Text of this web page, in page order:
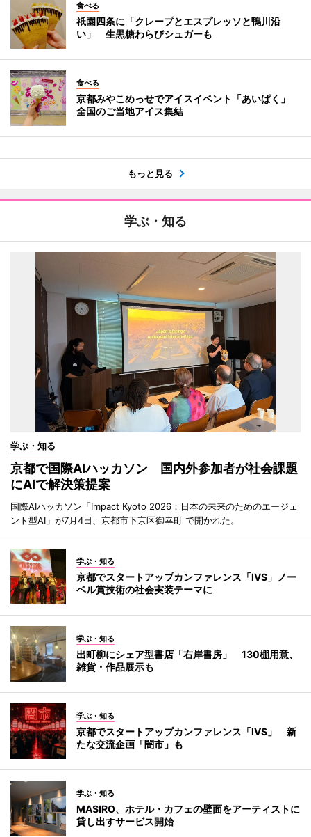
食べる
祇園四条に「クレープとエスプレッソと鴨川沿
い」 生黒糖わらびシュガーも
食べる
京都みやこめっせでアイスイベント「あいぱく」
全国のご当地アイス集結
もっと見る
学ぶ・知る
学ぶ・知る
京都で国際AIハッカソン 国内外参加者が社会課題
にAIで解決策提案
国際AIハッカソン「Impact Kyoto 2026：日本の未来のためのエージェ
ント型AI」が7月4日、京都市下京区御幸町 で開かれた。
学ぶ・知る
京都でスタートアップカンファレンス「IVS」ノー
ベル賞技術の社会実装テーマに
学ぶ・知る
出町柳にシェア型書店「右岸書房」 130棚用意、
雑貨・作品展示も
学ぶ・知る
京都でスタートアップカンファレンス「IVS」 新
たな交流企画「闇市」も
学ぶ・知る
MASIRO、ホテル・カフェの壁面をアーティストに
貸し出すサービス開始